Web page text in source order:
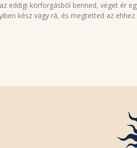
eddigi körforgásból benned, véget ér
kész vagy rá, és megtetted az